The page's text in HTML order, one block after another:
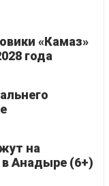
«Камаз»
года
на
в Анадыре (6+)